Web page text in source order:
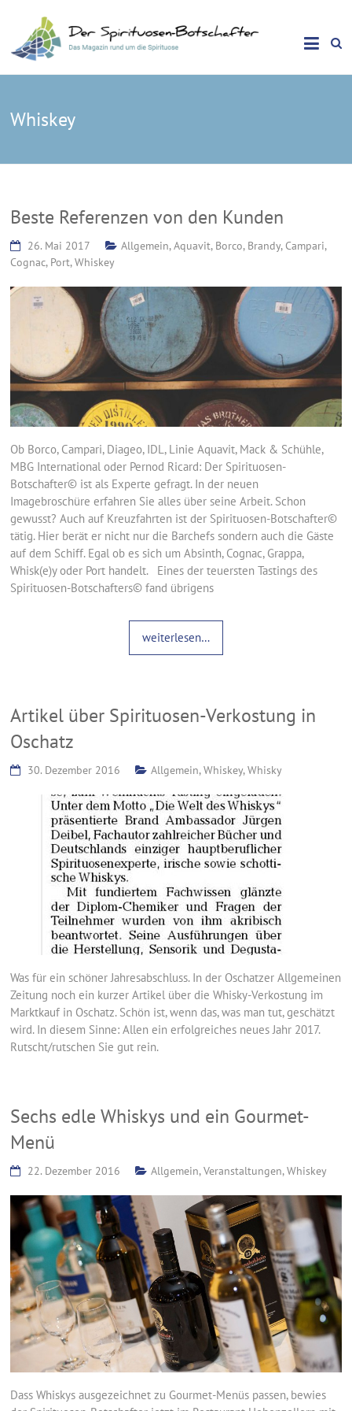
Spirituosen Botschafter
Whiskey
Beste Referenzen von den Kunden
26. Mai 2017 Allgemein,Aquavit, Borco, Brandy, Campari,
Cognac, Port,Whiskey
Ob Borco, Campari, Diageo, IDL, Linie Aquavit, Mack & Schühle,
MBG International oder Pernod Ricard: Der Spirituosen-
Botschafter© ist als Experte gefragt. In der neuen
Imagebroschüre erfahren Sie alles über seine Arbeit. Schon
gewusst? Auch auf Kreuzfahrten ist der Spirituosen-Botschafter©
tätig. Hier berät er nicht nur die Barchefs sondern auch die Gäste
auf dem Schiff. Egal ob es sich um Absinth, Cognac, Grappa,
Whisk(e)y oder Port handelt. Eines der teuersten Tastings des
Spirituosen-Botschafters© fand übrigens
weiterlesen…
Artikel über Spirituosen-Verkostung in
Oschatz
30. Dezember 2016 Allgemein,Whiskey,Whisky
Was für ein schöner Jahresabschluss. In der Oschatzer Allgemeinen
Zeitung noch ein kurzer Artikel über die Whisky-Verkostung im
Marktkauf in Oschatz. Schön ist, wenn das, was man tut, geschätzt
wird. In diesem Sinne: Allen ein erfolgreiches neues Jahr 2017.
Rutscht/rutschen Sie gut rein.
Sechs edle Whiskys und ein Gourmet-
Menü
22. Dezember 2016 Allgemein,Veranstaltungen,Whiskey
Dass Whiskys ausgezeichnet zu Gourmet-Menüs passen, bewies